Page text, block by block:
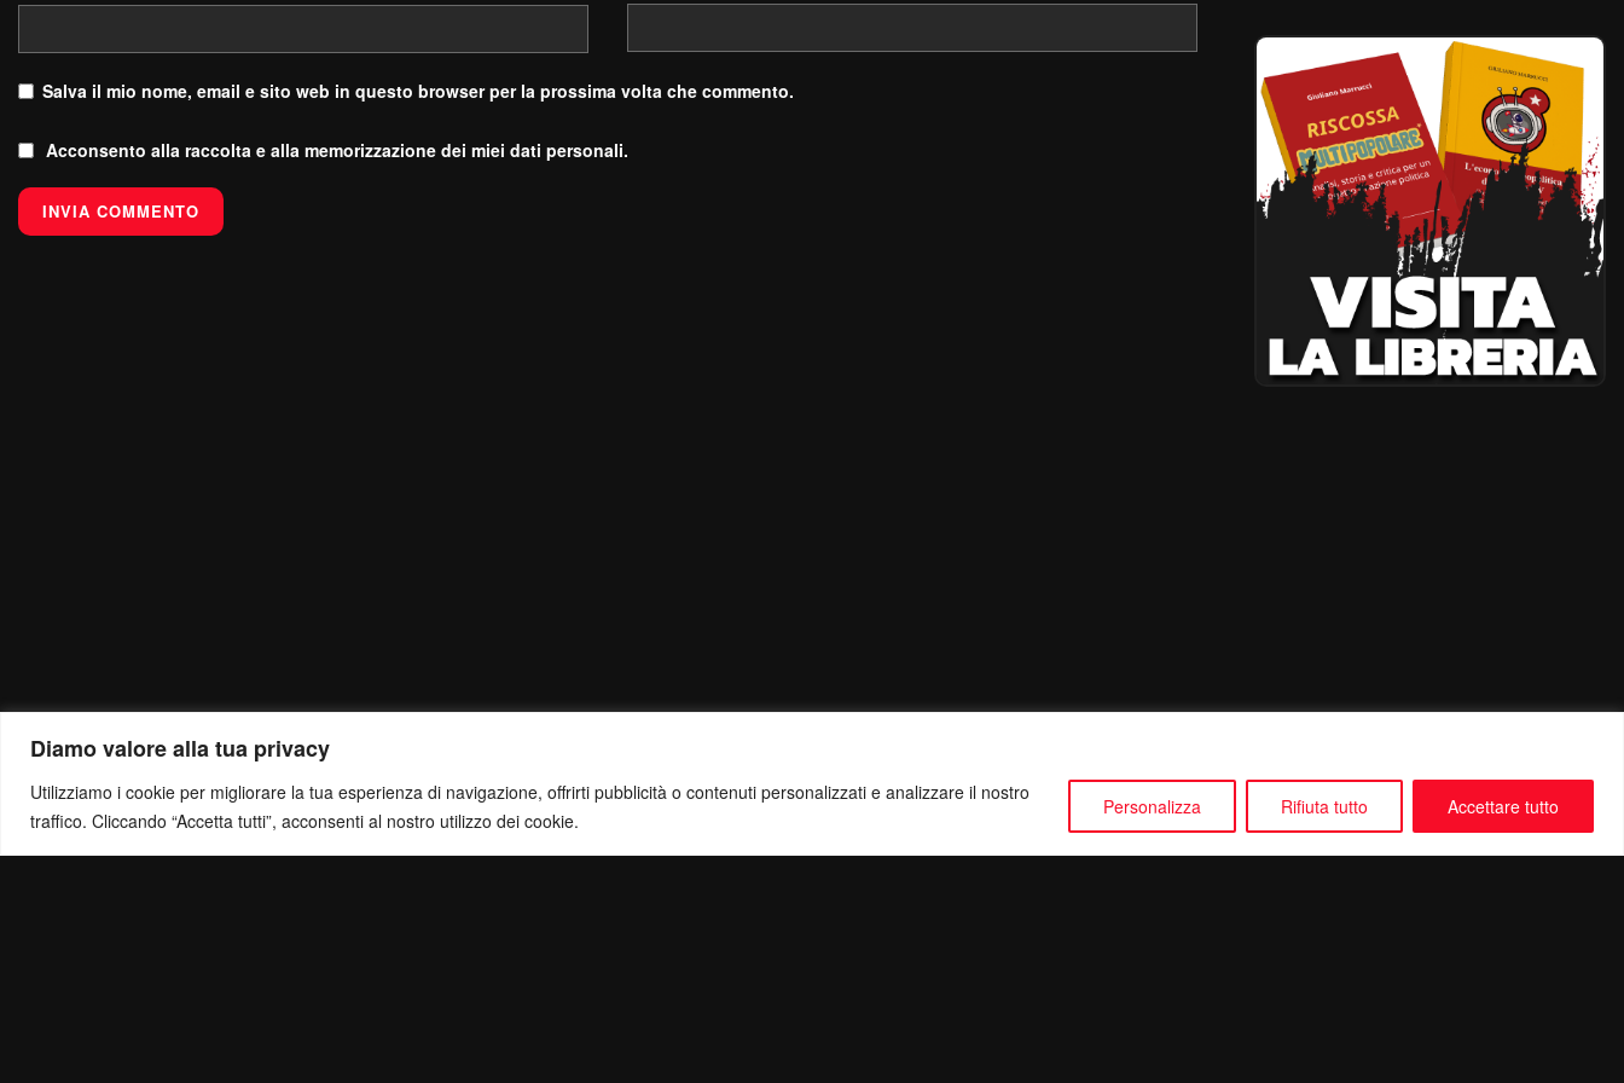
Diamo valore alla tua privacy
Utilizziamo i cookie per migliorare la tua esperienza di navigazione, offrirti pubblicità o contenuti personalizzati e analizzare il nostro
traffico. Cliccando “Accetta tutti”, acconsenti al nostro utilizzo dei cookie.
Personalizza Rifiuta tutto Accettare tutto
Salva il mio nome, email e sito web in questo browser per la prossima volta che commento.
Acconsento alla raccolta e alla memorizzazione dei miei dati personali.